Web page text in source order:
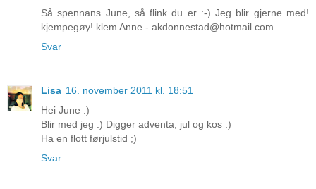
Så spennans June, så flink du er :-) Jeg blir gjerne med!
kjempegøy! klem Anne - akdonnestad@hotmail.com
Svar
Lisa 16. november 2011 kl. 18:51
Hei June :)
Blir med jeg :) Digger adventa, jul og kos :)
Ha en flott førjulstid ;)
Svar